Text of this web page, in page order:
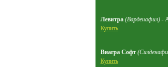
Левитра (Варденафил) -
Купить
Виагра Софт
Купить